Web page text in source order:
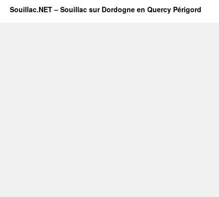
Souillac.NET – Souillac sur Dordogne en Quercy Périgord